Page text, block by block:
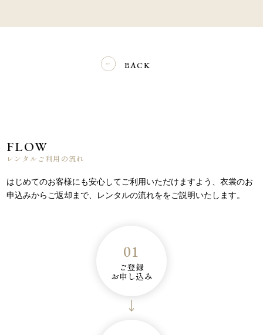
BACK
FLOW
レンタルご利用の流れ
はじめてのお客様にも安心してご利用いただけますよう、衣裳のお
申込みからご返却まで、レンタルの流れををご説明いたします。
01
ご登録
お申し込み